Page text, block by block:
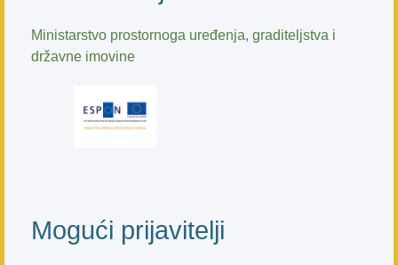
Ministarstvo prostornoga uređenja, graditeljstva i
državne imovine
Mogući prijavitelji